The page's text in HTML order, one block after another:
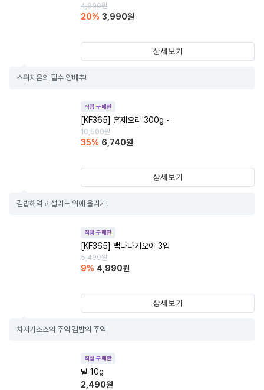
4,990원
20% 3,990원
상세보기
스위치온의 필수 양배추!
직접 구매한
[KF365] 훈제오리 300g ~
10,500원
35% 6,740원
상세보기
김밥해먹고 샐러드 위에 올리기!
직접 구매한
[KF365] 백다다기오이 3입
5,490원
9% 4,990원
상세보기
차지키소스의 주역 김밥의 주역
직접 구매한
딜 10g
2,490원